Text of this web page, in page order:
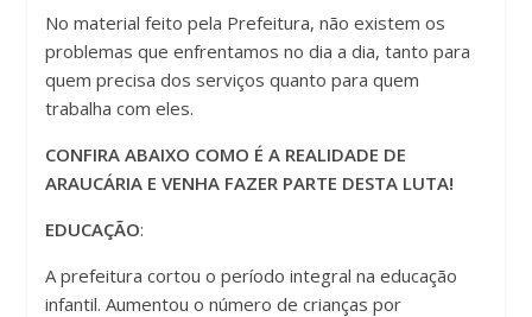
No material feito pela Prefeitura, não existem os
problemas que enfrentamos no dia a dia, tanto para
quem precisa dos serviços quanto para quem
trabalha com eles.
CONFIRA ABAIXO COMO É A REALIDADE DE
ARAUCÁRIA E VENHA FAZER PARTE DESTA LUTA!
EDUCAÇÃO:
A prefeitura cortou o período integral na educação
infantil. Aumentou o número de crianças por